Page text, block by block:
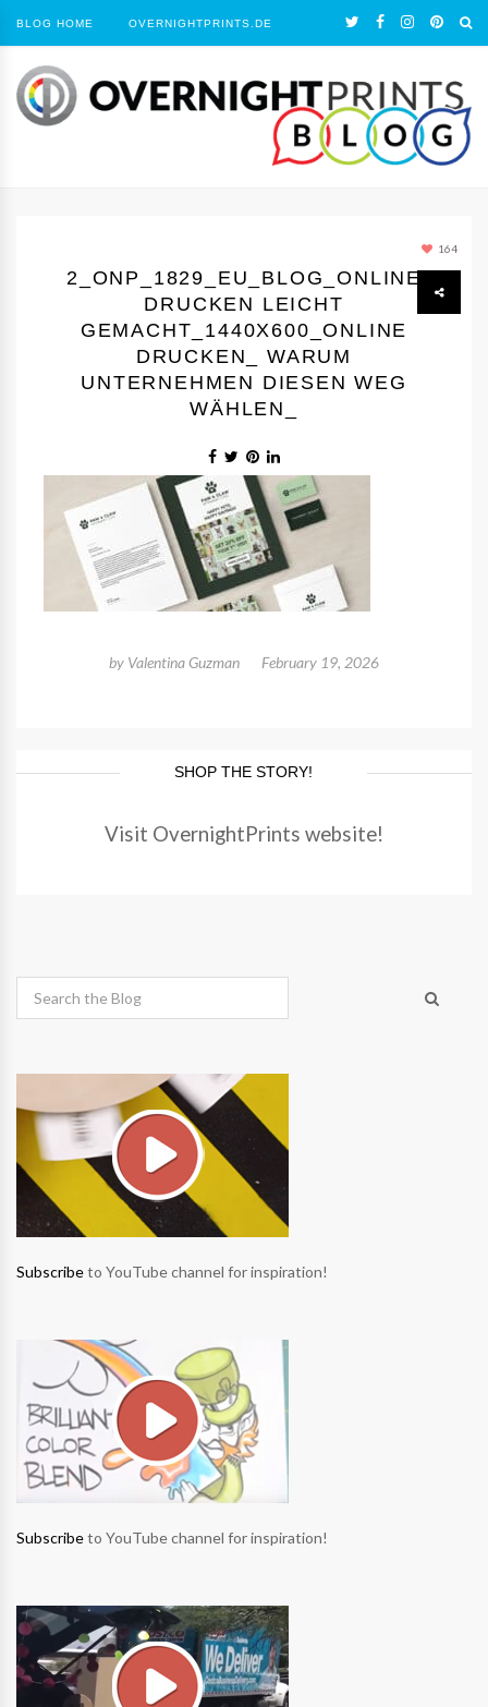
BLOG HOME OVERNIGHTPRINTS.DE
164
2_ONP_1829_EU_BLOG_ONLINE
DRUCKEN LEICHT
GEMACHT_1440Х600_ONLINE
DRUCKEN_ WARUM
UNTERNEHMEN DIESEN WEG
WÄHLEN_
by Valentina Guzman February 19, 2026
SHOP THE STORY!
Visit OvernightPrints website!
Subscribeto YouTube channel for inspiration!
Subscribeto YouTube channel for inspiration!